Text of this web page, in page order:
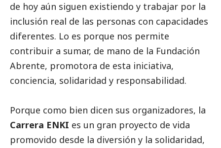
de hoy aún siguen existiendo y trabajar por la
inclusión real de las personas con capacidades
diferentes. Lo es porque nos permite
contribuir a sumar, de mano de la Fundación
Abrente, promotora de esta iniciativa,
conciencia, solidaridad y responsabilidad.
Porque como bien dicen sus organizadores, la
Carrera ENKI es un gran proyecto de vida
promovido desde la diversión y la solidaridad,